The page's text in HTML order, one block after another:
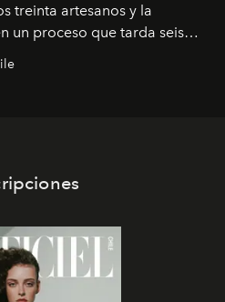
treinta artesanos y la
un proceso que tarda seis
en práctica una técnica
en la escuela de formación de